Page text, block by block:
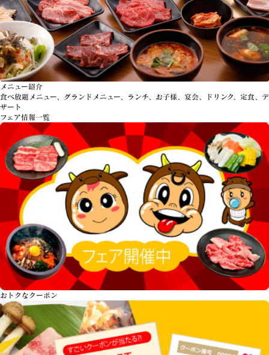
メニュー紹介
食べ放題メニュー、グランドメニュー、ランチ、お子様、宴会、ドリンク、定食、デ
ザート
フェア情報一覧
おトクな クーポン